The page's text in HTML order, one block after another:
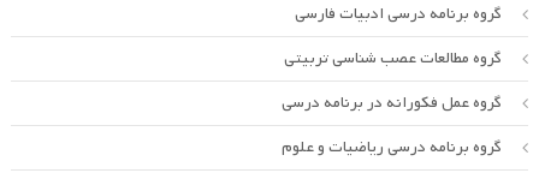
گروه برنامه درسی ادبیات فارسی
گروه مطالعات عصب شناسی تربیتی
گروه عمل فکورانه در برنامه درسی
گروه برنامه درسی ریاضیات و علوم